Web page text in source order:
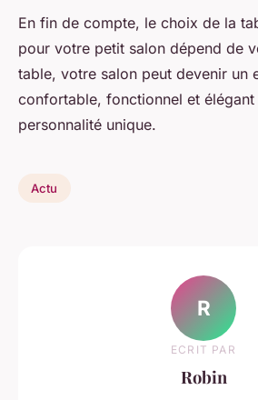
En fin de compte, le choix de la
pour votre petit salon dépend de
table, votre salon peut devenir un
confortable, fonctionnel et
personnalité unique.
Actu
R
ECRIT PAR
Robin